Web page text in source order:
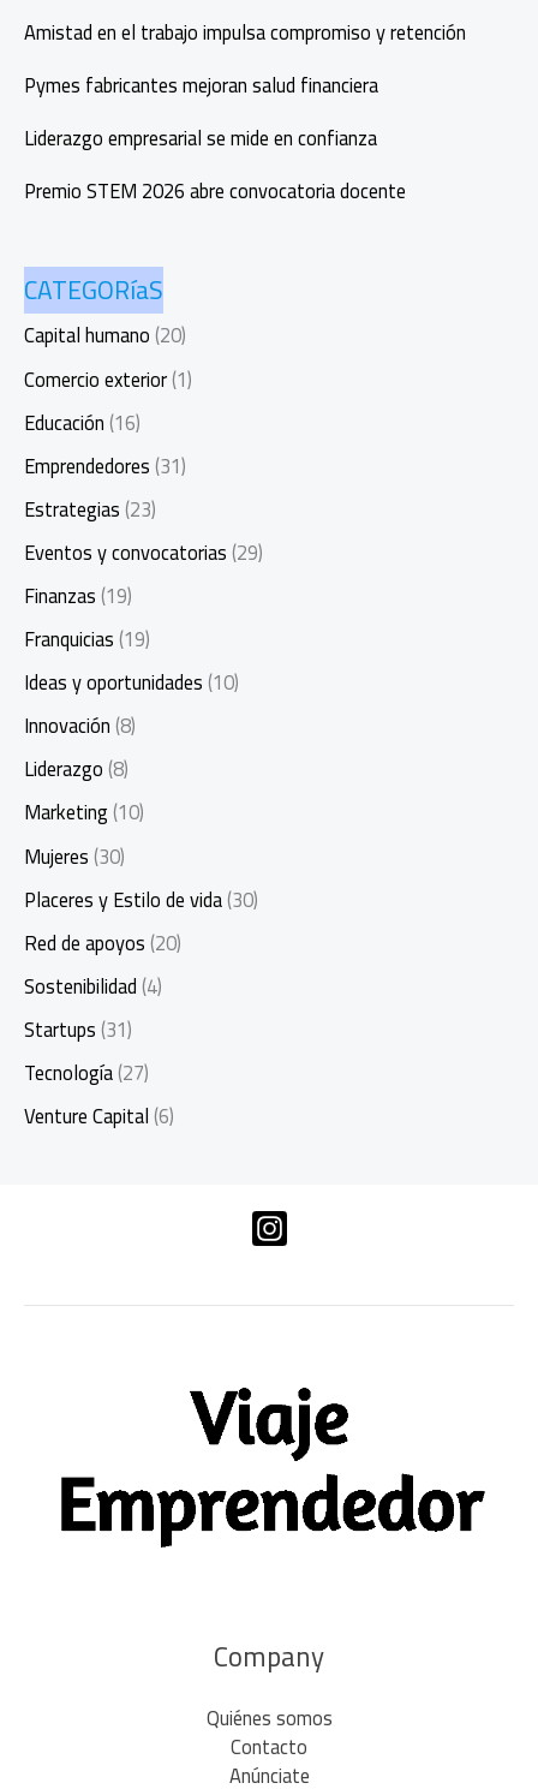
Amistad en el trabajo impulsa compromiso y retención
Pymes fabricantes mejoran salud financiera
Liderazgo empresarial se mide en confianza
Premio STEM 2026 abre convocatoria docente
CATEGORíaS
Capital humano(20)
Comercio exterior(1)
Educación(16)
Emprendedores(31)
Estrategias(23)
Eventos y convocatorias(29)
Finanzas(19)
Franquicias(19)
Ideas y oportunidades(10)
Innovación(8)
Liderazgo(8)
Marketing(10)
Mujeres(30)
Placeres y Estilo de vida(30)
Red de apoyos(20)
Sostenibilidad(4)
Startups(31)
Tecnología(27)
Venture Capital(6)
Company
Quiénes somos
Contacto
Anúnciate